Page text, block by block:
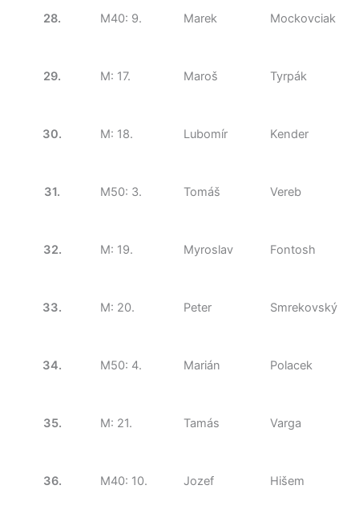
28. M40: 9. Marek Mockovciak
29. M: 17. Maroš Tyrpák
30. M: 18. Lubomír Kender
31. M50: 3. Tomáš Vereb
32. M: 19. Myroslav Fontosh
33. M: 20. Peter Smrekovský
34. M50: 4. Marián Polacek
35. M: 21. Tamás Varga
36. M40: 10. Jozef Hišem